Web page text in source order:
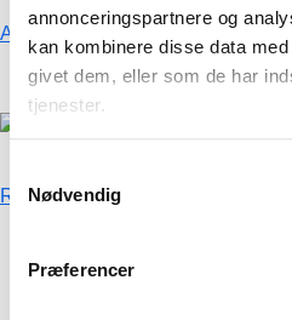
annonceringspartnere og
kan kombinere disse data
givet dem, eller som de har
tjenester.
Nødvendig
Præferencer
A-frame & hi-fix banner
OBS. Der er en
Reklameflag